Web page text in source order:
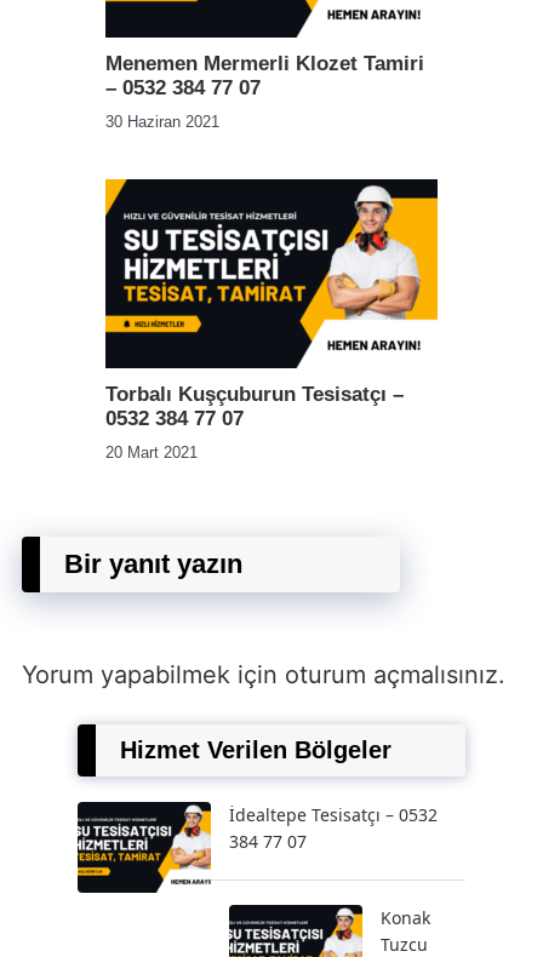
Menemen Mermerli Klozet Tamiri
– 0532 384 77 07
30 Haziran 2021
Torbalı Kuşçuburun Tesisatçı –
0532 384 77 07
20 Mart 2021
Bir yanıt yazın
Yorum yapabilmek için oturum açmalısınız.
Hizmet Verilen Bölgeler
İdealtepe Tesisatçı – 0532
384 77 07
Konak
Tuzcu